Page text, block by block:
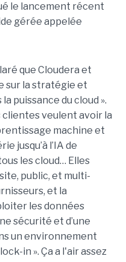
le lancement récent
gérée appelée
que Cloudera et
sur la stratégie et
puissance du cloud ».
veulent avoir la
machine et
jusqu’à l’IA de
les cloud… Elles
public, et multi-
et la
les données
sécurité et d’une
un environnement
in ». Ça a l'air assez